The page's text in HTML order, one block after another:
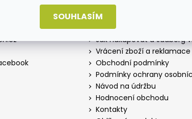
SOUHLASÍMInformace pro vás
Jak nakupovat u Jadberg
Vrácení zboží a reklamace
Obchodní podmínky
Podmínky ochrany
Návod na údržbu
Hodnocení obchodu
Kontakty